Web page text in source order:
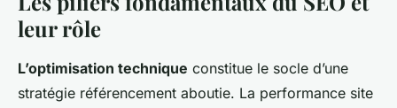
leur rôle
L’optimisation technique constitue le socle d’une
stratégie référencement aboutie. La performance site